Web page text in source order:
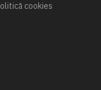
cookies